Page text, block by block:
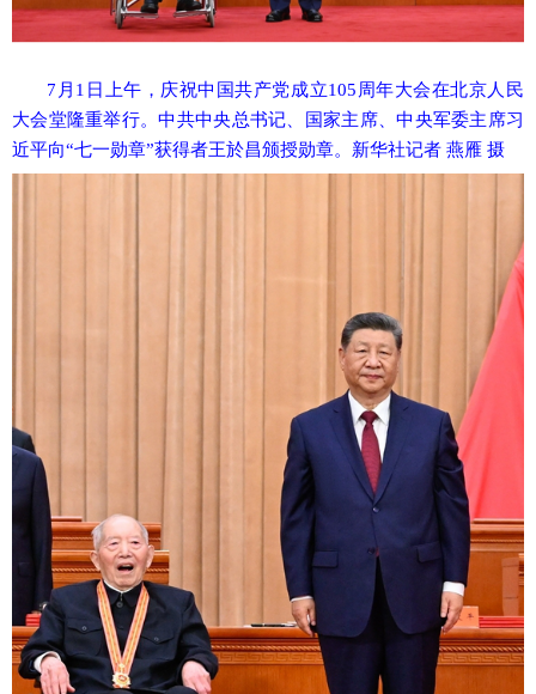
7月1日上午，庆祝中国共产党成立105周年大会在北京人民
大会堂隆重举行。中共中央总书记、国家主席、中央军委主席习
近平向“七一勋章”获得者王於昌颁授勋章。新华社记者 燕雁 摄